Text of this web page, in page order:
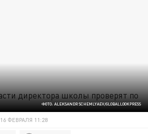
ФОТО: ALEKSANDR SCHEMLYAEV/GLOBALLOOKPRESS
16 ФЕВРАЛЯ 11:28